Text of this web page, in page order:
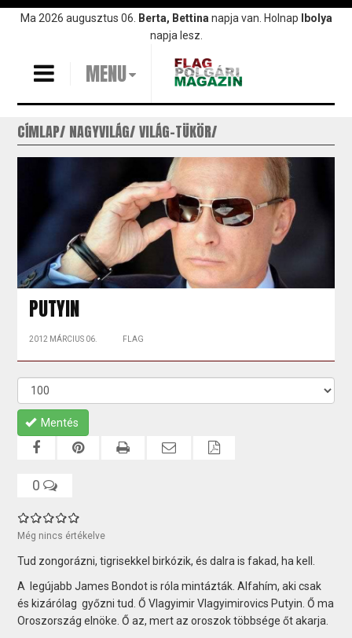
UgrásMa 2026 augusztus 06. Berta, Bettina napja van. Holnap
Ibolya
napja lesz.
MENU
CÍMLAP NAGYVILÁG VILÁG-TÜKÖR
PUTYIN
2012 MÁRCIUS 06. FLAG
Mentés
0
Még nincs értékelve
Tud zongorázni, tigrisekkel birkózik, és dalra is fakad, ha kell.
A legújabb James Bondot is róla mintázták. Alfahím, aki csak
és kizárólag győzni tud. Ő Vlagyimir Vlagyimirovics Putyin. Ő ma
Oroszország elnöke. Ő az, mert az oroszok többsége őt akarja.